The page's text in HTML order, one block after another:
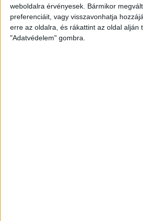
weboldalra érvényesek. Bármikor
preferenciáit, vagy visszavonhatja
erre az oldalra, és rákattint az oldal alján
"Adatvédelem" gombra.